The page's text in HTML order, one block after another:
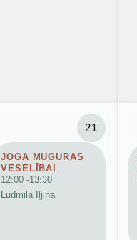
21
JOGA MUGURAS
VESELĪBAI
12:00 -13:30
Ludmila Iļjina